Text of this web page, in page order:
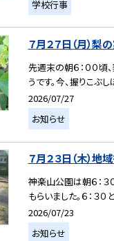
学校行事
７月２７日（月）梨
先週末の朝６：００頃
うです。今、握りこぶ
2026/07/27
お知らせ
７月２３日（木）
神楽山公園は朝６：３
もらいました。６：３
2026/07/23
お知らせ